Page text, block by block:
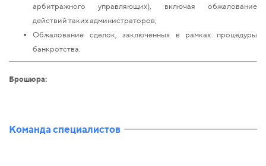
арбитражного управляющих), включая обжалование
действий таких администраторов;
Обжалование сделок, заключенных в рамках процедуры
банкротства.
Брошюра:
Команда специалистов